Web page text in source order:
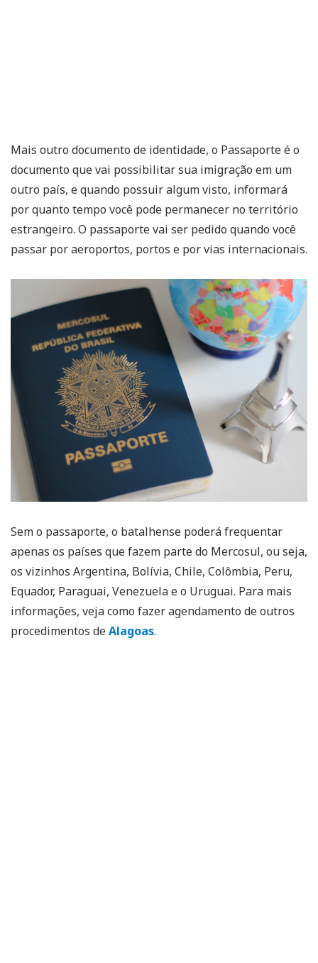
Mais outro documento de identidade, o Passaporte é o
documento que vai possibilitar sua imigração em um
outro país, e quando possuir algum visto, informará
por quanto tempo você pode permanecer no território
estrangeiro. O passaporte vai ser pedido quando você
passar por aeroportos, portos e por vias internacionais.
Sem o passaporte, o batalhense poderá frequentar
apenas os países que fazem parte do Mercosul, ou seja,
os vizinhos Argentina, Bolívia, Chile, Colômbia, Peru,
Equador, Paraguai, Venezuela e o Uruguai. Para mais
informações, veja como fazer agendamento de outros
procedimentos deAlagoas.